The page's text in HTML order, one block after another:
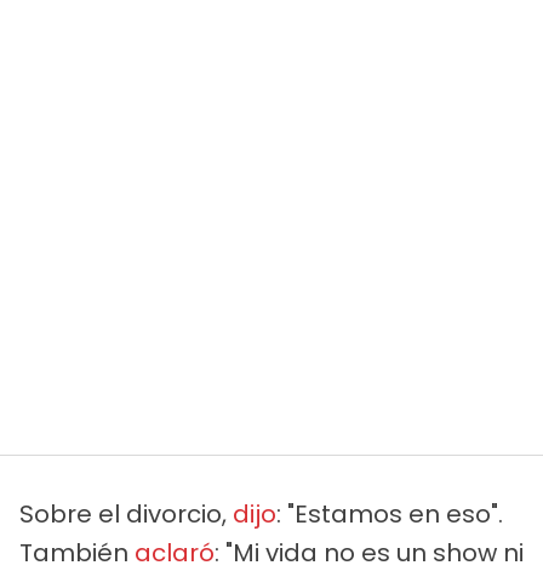
Sobre el divorcio, dijo: "Estamos en eso".
También aclaró: "Mi vida no es un show ni